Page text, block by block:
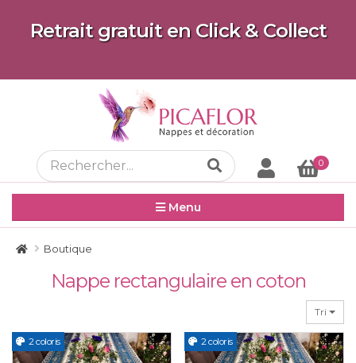
Retrait gratuit en Click & Collect
0
Menu
Boutique
Nappe rectangulaire en coton
Tri
2 coloris 2 coloris